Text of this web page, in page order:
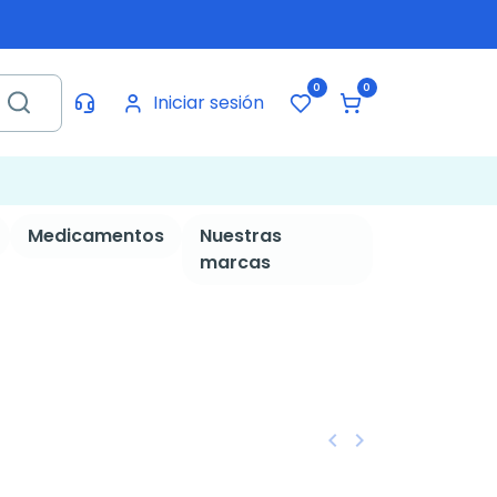
Iniciar sesión
0 0
Medicamentos
Nuestras
marcas
Anterior
keyboard_arrow_left Siguiente
keyboard_arrow_right